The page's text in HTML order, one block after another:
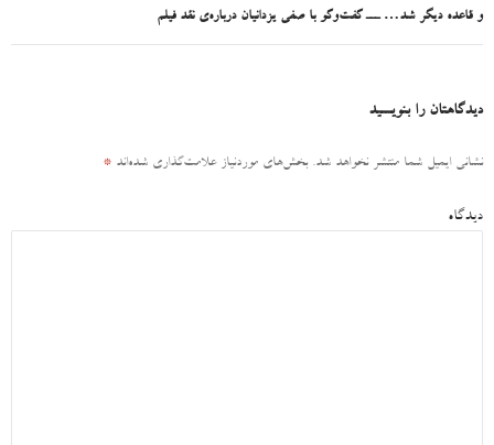
و قاعده دیگر شد… ـــ گفت‌وگو با صفی یزدانیان درباره‌ی نقد فیلم
دیدگاهتان را بنویسید
نشانی ایمیل شما منتشر نخواهد شد. بخش‌های موردنیاز علامت‌گذاری شده‌اند *
دیدگاه